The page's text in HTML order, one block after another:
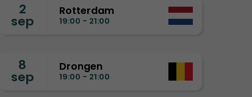
2
sep
Rotterdam
19:00 - 21:00
8
sep
Drongen
19:00 - 21:00